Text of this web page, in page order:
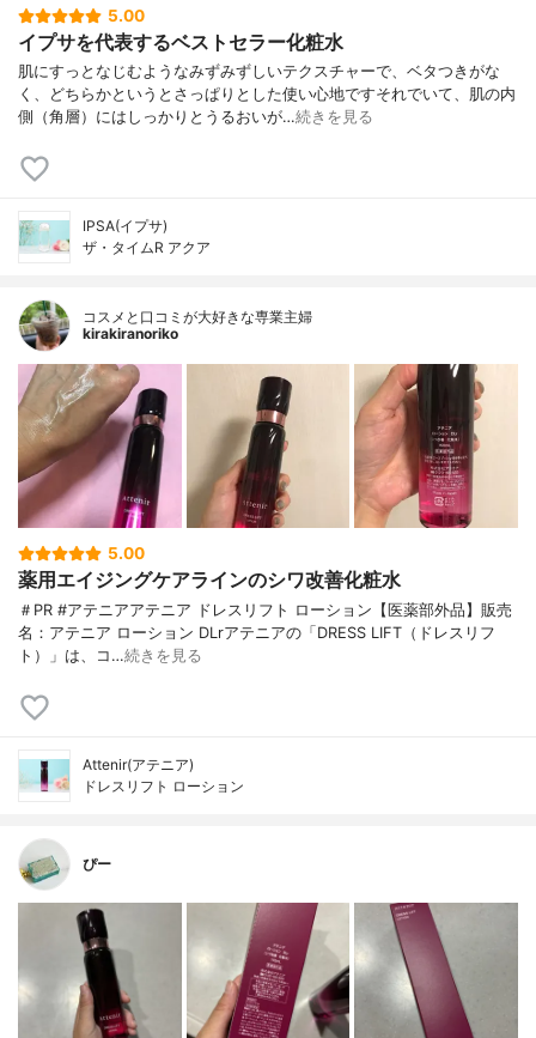
5.00
イプサを代表するベストセラー化粧水
肌にすっとなじむようなみずみずしいテクスチャーで、ベタつきがな
く、どちらかというとさっぱりとした使い心地ですそれでいて、肌の内
側（角層）にはしっかりとうるおいが…続きを見る
IPSA(イプサ)
ザ・タイムR アクア
コスメと口コミが大好きな専業主婦
kirakiranoriko
5.00
薬用エイジングケアラインのシワ改善化粧水
＃PR #アテニアアテニア ドレスリフト ローション【医薬部外品】販売
名：アテニア ローション DLrアテニアの「DRESS LIFT（ドレスリフ
ト）」は、コ…続きを見る
Attenir(アテニア)
ドレスリフト ローション
ぴー